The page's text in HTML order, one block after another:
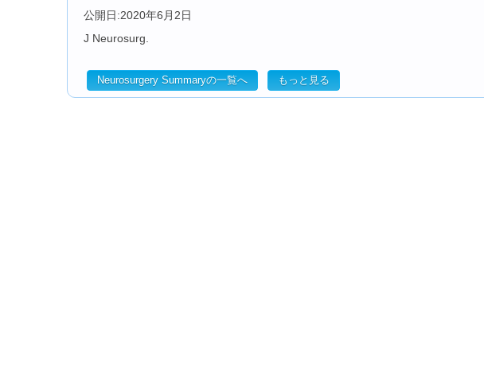
公開日:2020年6月2日
J Neurosurg.
Neurosurgery Summaryの一覧へ もっと見る